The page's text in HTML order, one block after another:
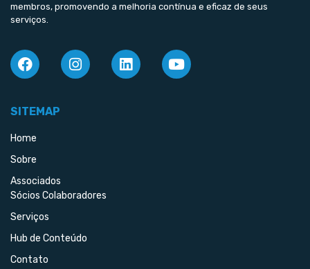
membros, promovendo a melhoria contínua e eficaz de seus
serviços.
SITEMAP
Home
Sobre
Associados
Sócios Colaboradores
Serviços
Hub de Conteúdo
Contato